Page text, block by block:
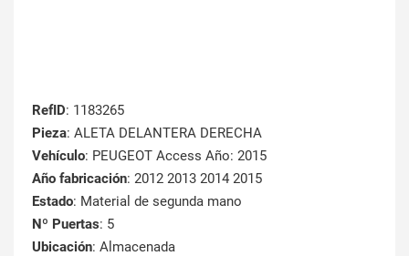
RefID: 1183265
Pieza: ALETA DELANTERA DERECHA
Vehículo: PEUGEOT Access Año: 2015
Año fabricación: 2012 2013 2014 2015
Estado: Material de segunda mano
Nº Puertas: 5
Ubicación: Almacenada